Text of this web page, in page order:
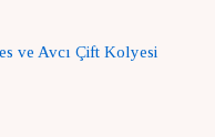
ve Avcı Çift Kolyesi